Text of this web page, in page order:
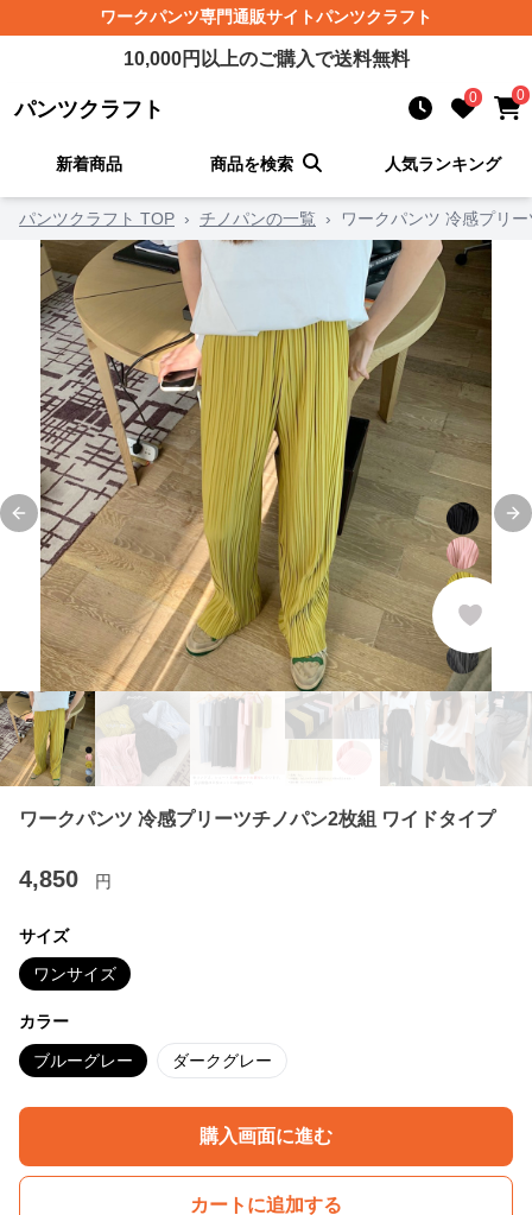
ワークパンツ専門通販サイトパンツクラフト
10,000円以上のご購入で送料無料
パンツクラフト 0 0
新着商品 商品を検索 人気ランキング
パンツクラフト TOP › チノパンの一覧 › ワークパンツ 冷感プリ
Previous slide
ワークパンツ 冷感プリーツチノパン2枚組 ワイドタイプ
4,850 円
サイズ
ワンサイズ
カラー
ブルーグレー ダークグレー
購入画面に進む
カートに追加する